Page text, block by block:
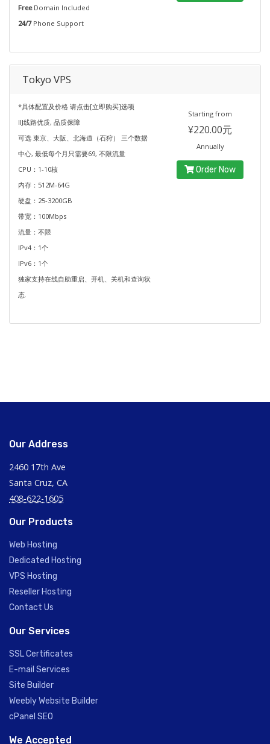
FreeDomain Included
24/7 Phone Support
Tokyo VPS
*具体配置及价格 请点击[立即购买]选项
IIJ线路优质, 品质保障
可选 東京、大阪、北海道（石狩） 三个数据
中心, 最低每个月只需要69, 不限流量
CPU：1-10核
内存：512M-64G
硬盘：25-3200GB
带宽：100Mbps
流量：不限
IPv4：1个
IPv6：1个
独家支持在线自助重启、开机、关机和查询状
态.
Starting from
¥220.00元
Annually
Order Now
Our Address
2460 17th Ave
Santa Cruz, CA
408-622-1605
Our Products
Web Hosting
Dedicated Hosting
VPS Hosting
Reseller Hosting
Contact Us
Our Services
SSL Certificates
E-mail Services
Site Builder
Weebly Website Builder
cPanel SEO
We Accepted